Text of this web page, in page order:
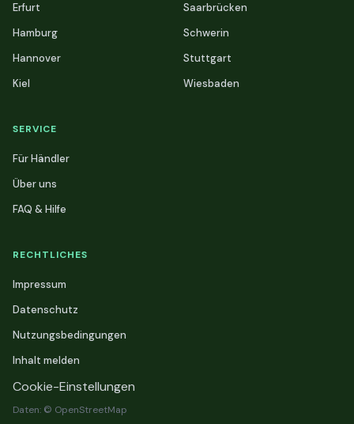
Erfurt
Hamburg
Hannover
Kiel
Saarbrücken
Schwerin
Stuttgart
Wiesbaden
SERVICE
Für Händler
Über uns
FAQ & Hilfe
RECHTLICHES
Impressum
Datenschutz
Nutzungsbedingungen
Inhalt melden
Cookie-Einstellungen
Daten: © OpenStreetMap